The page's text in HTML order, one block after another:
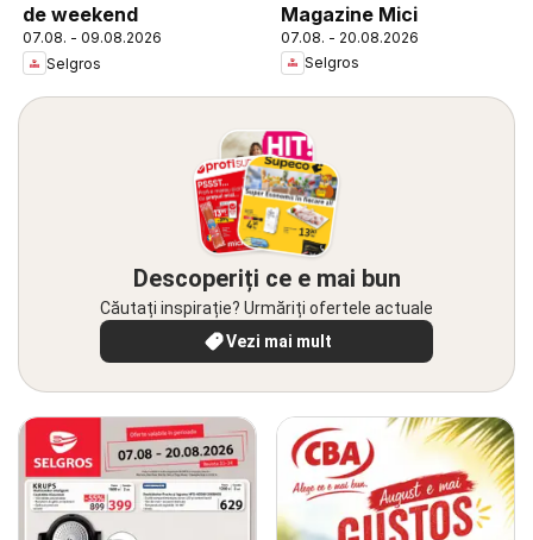
de weekend
07.08. - 09.08.2026
Selgros
Magazine Mici
07.08. - 20.08.2026
Selgros
Descoperiți ce e mai bun
Căutați inspirație? Urmăriți ofertele actuale
Vezi mai mult